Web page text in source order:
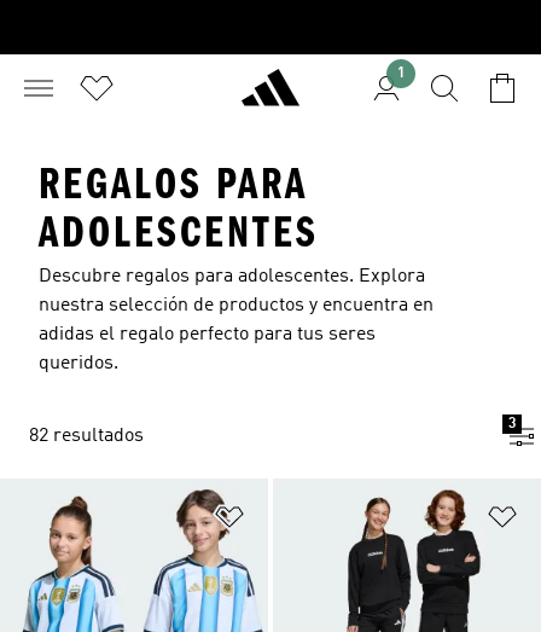
1
REGALOS PARA
ADOLESCENTES
Descubre regalos para adolescentes. Explora
nuestra selección de productos y encuentra en
adidas el regalo perfecto para tus seres
queridos.
82 resultados
3
Añadir a la lista de deseos